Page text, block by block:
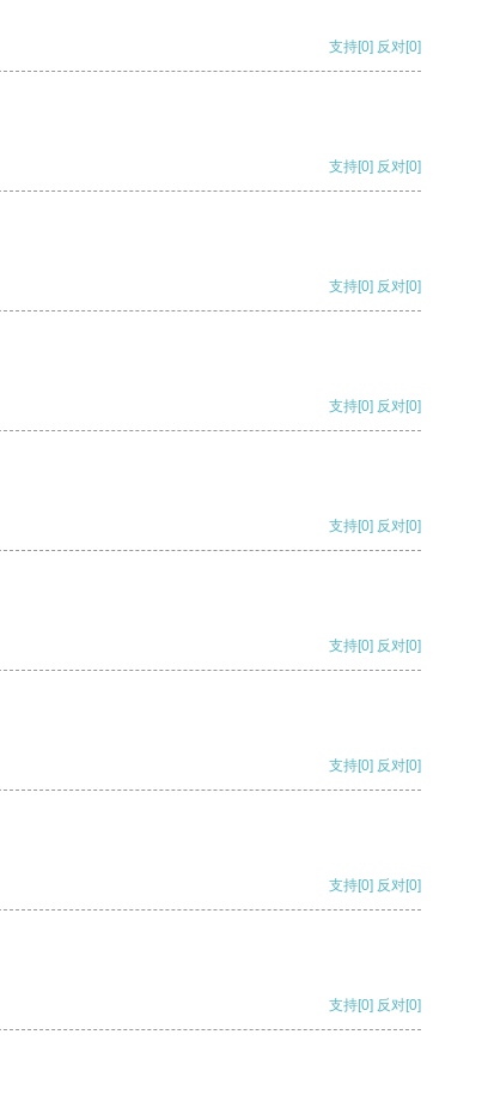
支持[0] 反对[0]
支持[0] 反对[0]
支持[0] 反对[0]
支持[0] 反对[0]
支持[0] 反对[0]
支持[0] 反对[0]
支持[0] 反对[0]
支持[0] 反对[0]
支持[0] 反对[0]